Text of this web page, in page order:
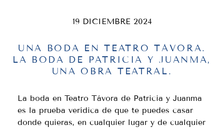
19 DICIEMBRE 2024
UNA BODA EN TEATRO TÁVORA.
LA BODA DE PATRICIA Y JUANMA,
UNA OBRA TEATRAL.
La boda en Teatro Távora de Patricia y Juanma
es la prueba verídica de que te puedes casar
donde quieras, en cualquier lugar y de cualquier